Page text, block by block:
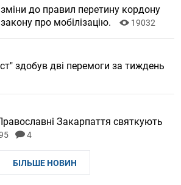
до правил перетину кордону
про мобілізацію.
19032
здобув дві перемоги за тиждень
Закарпаття святкують
4
БІЛЬШЕ НОВИН